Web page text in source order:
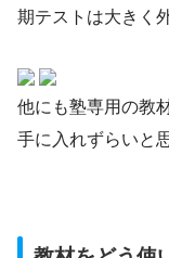
期テストは大きく
他にも塾専用の教
手に入れずらいと